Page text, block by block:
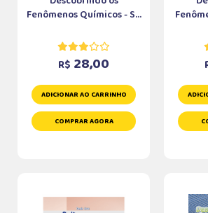
Fenômenos Químicos - S...
R$ 28,00
ADICIONAR AO CARRINHO
COMPRAR AGORA